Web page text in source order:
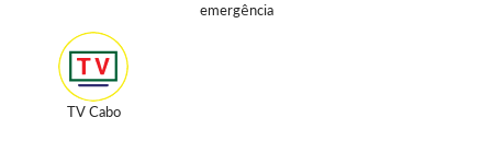
emergência
TV Cabo